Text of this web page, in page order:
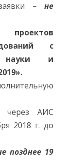
– не
c
науки и
через АИС
2018 г. до
позднее 19